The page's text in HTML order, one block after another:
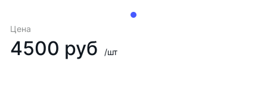
Цена
4500 руб /шт